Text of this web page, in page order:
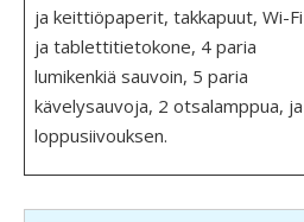
ja keittiöpaperit, takkapuut, Wi-Fi
ja tablettitietokone, 4 paria
lumikenkiä sauvoin, 5 paria
kävelysauvoja, 2 otsalamppua, ja
loppusiivouksen.